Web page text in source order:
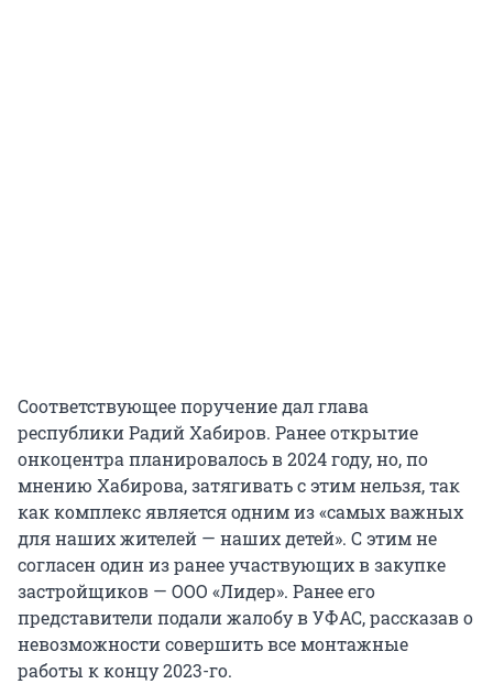
Соответствующее поручение дал глава
республики Радий Хабиров. Ранее открытие
онкоцентра планировалось в 2024 году, но, по
мнению Хабирова, затягивать с этим нельзя, так
как комплекс является одним из «самых важных
для наших жителей — наших детей». С этим не
согласен один из ранее участвующих в закупке
застройщиков — ООО «Лидер». Ранее его
представители подали жалобу в УФАС, рассказав о
невозможности совершить все монтажные
работы к концу 2023-го.